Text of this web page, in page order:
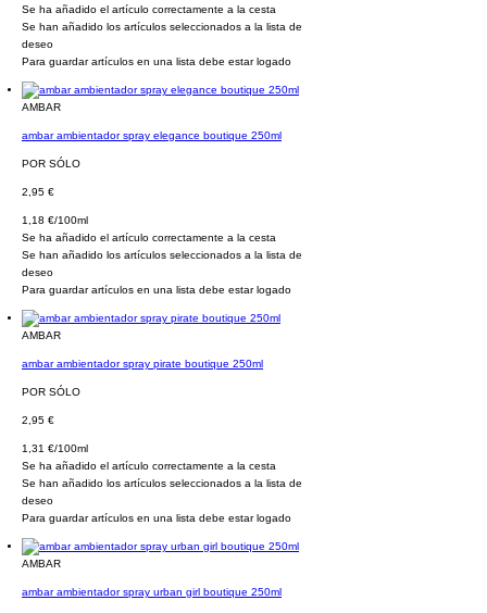
Se ha añadido el artículo correctamente a la cesta
Se han añadido los artículos seleccionados a la lista de
deseo
Para guardar artículos en una lista debe estar logado
AMBAR
ambar ambientador spray elegance boutique 250ml
POR SÓLO
2,95 €
1,18 €/100ml
Se ha añadido el artículo correctamente a la cesta
Se han añadido los artículos seleccionados a la lista de
deseo
Para guardar artículos en una lista debe estar logado
AMBAR
ambar ambientador spray pirate boutique 250ml
POR SÓLO
2,95 €
1,31 €/100ml
Se ha añadido el artículo correctamente a la cesta
Se han añadido los artículos seleccionados a la lista de
deseo
Para guardar artículos en una lista debe estar logado
AMBAR
ambar ambientador spray urban girl boutique 250ml